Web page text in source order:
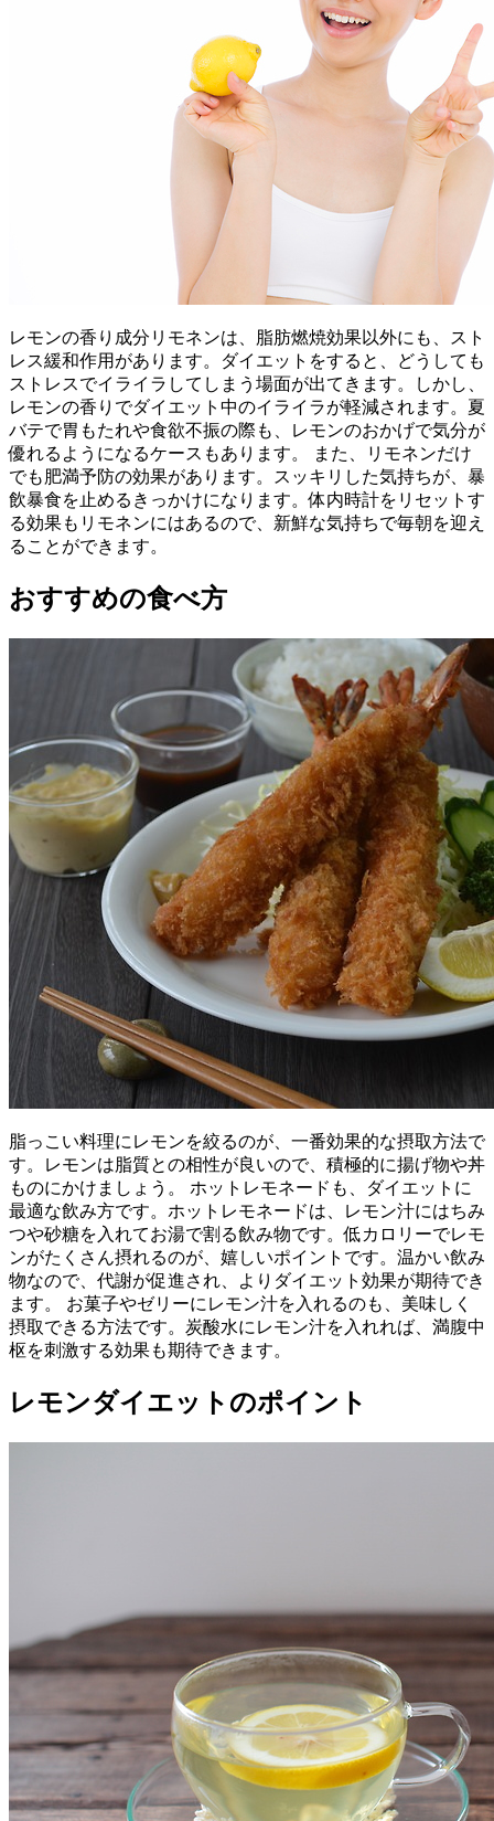
レモンの香り成分リモネンは、脂肪燃焼効果以外にも、スト
レス緩和作用があります。ダイエットをすると、どうしても
ストレスでイライラしてしまう場面が出てきます。しかし、
レモンの香りでダイエット中のイライラが軽減されます。夏
バテで胃もたれや食欲不振の際も、レモンのおかげで気分が
優れるようになるケースもあります。 また、リモネンだけ
でも肥満予防の効果があります。スッキリした気持ちが、暴
飲暴食を止めるきっかけになります。体内時計をリセットす
る効果もリモネンにはあるので、新鮮な気持ちで毎朝を迎え
ることができます。
おすすめの食べ方
脂っこい料理にレモンを絞るのが、一番効果的な摂取方法で
す。レモンは脂質との相性が良いので、積極的に揚げ物や丼
ものにかけましょう。 ホットレモネードも、ダイエットに
最適な飲み方です。ホットレモネードは、レモン汁にはちみ
つや砂糖を入れてお湯で割る飲み物です。低カロリーでレモ
ンがたくさん摂れるのが、嬉しいポイントです。温かい飲み
物なので、代謝が促進され、よりダイエット効果が期待でき
ます。 お菓子やゼリーにレモン汁を入れるのも、美味しく
摂取できる方法です。炭酸水にレモン汁を入れれば、満腹中
枢を刺激する効果も期待できます。
レモンダイエットのポイント